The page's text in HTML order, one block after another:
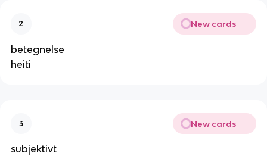
2 New cards
betegnelse
heiti
3 New cards
subjektivt